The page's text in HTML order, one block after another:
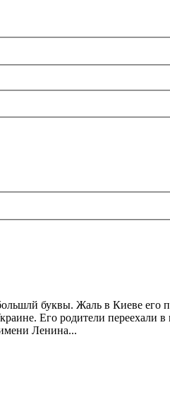
буквы. Жаль в Киеве его
Его родители переехали
Ленина...